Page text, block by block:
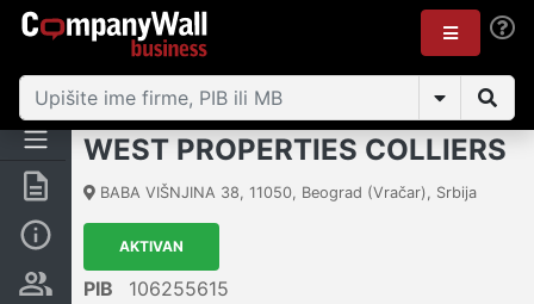
Rezime
Vlasnička struktura
WEST PROPERTIES COLLIERS
BABA VIŠNJINA 38, 11050, Beograd (Vračar), Srbija
AKTIVAN
PIB
106255615